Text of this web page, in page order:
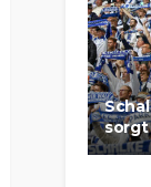
sorgt